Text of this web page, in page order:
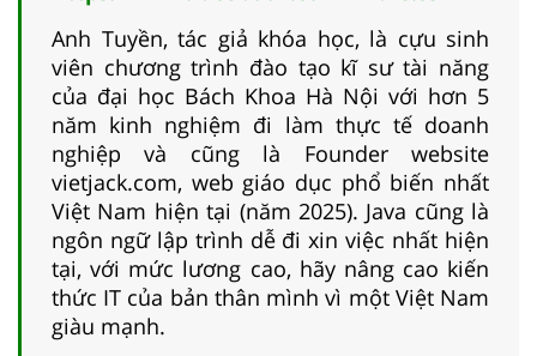
Anh Tuyền, tác giả khóa học, là cựu sinh
viên chương trình đào tạo kĩ sư tài năng
của đại học Bách Khoa Hà Nội với hơn 5
năm kinh nghiệm đi làm thực tế doanh
nghiệp và cũng là Founder website
vietjack.com, web giáo dục phổ biến nhất
Việt Nam hiện tại (năm 2025). Java cũng là
ngôn ngữ lập trình dễ đi xin việc nhất hiện
tại, với mức lương cao, hãy nâng cao kiến
thức IT của bản thân mình vì một Việt Nam
giàu mạnh.